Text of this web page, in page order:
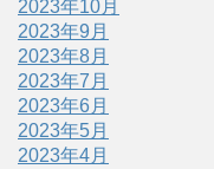
2023年10月
2023年9月
2023年8月
2023年7月
2023年6月
2023年5月
2023年4月